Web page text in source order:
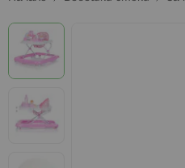
Преминете
края
на
галерията
изображенията